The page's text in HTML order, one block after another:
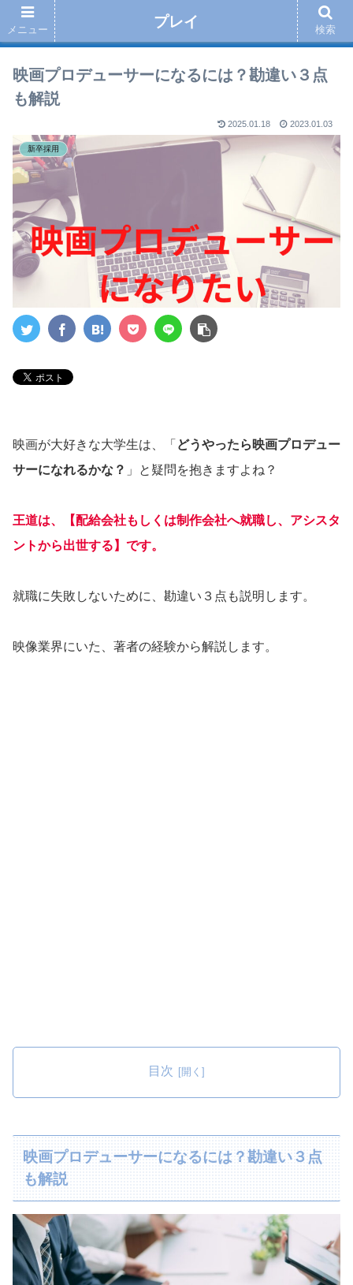
映画プロデューサーになるには？勘違い３点
も解説
2025.01.18 2023.01.03
新卒採用
映画が大好きな大学生は、「 どうやったら映画プロデュー
サーになれるかな？ 」と疑問を抱きますよね？
王道は、【配給会社もしくは制作会社へ就職し、アシスタ
ントから出世する】です。
就職に失敗しないために、勘違い３点も説明します。
映像業界にいた、著者の経験から解説します。
目次
映画プロデューサーになるには？勘違い３点
も解説
メニュー プレイ 検索